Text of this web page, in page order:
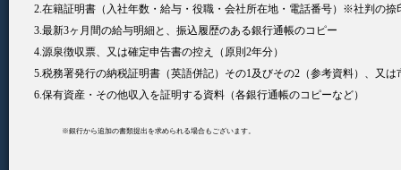
2.在籍証明書（入社年数・給与・役職・会社所在地・電話番号）※社判の捺
3.最新3ヶ月間の給与明細と、振込履歴のある銀行通帳のコピー
4.源泉徴収票、又は確定申告書の控え（原則2年分）
5.税務署発行の納税証明書（英語併記）その1及びその2（参考資料）、又
6.保有資産・その他収入を証明する資料（各銀行通帳のコピーなど）
※銀行から追加の書類提出を求められる場合もございます。